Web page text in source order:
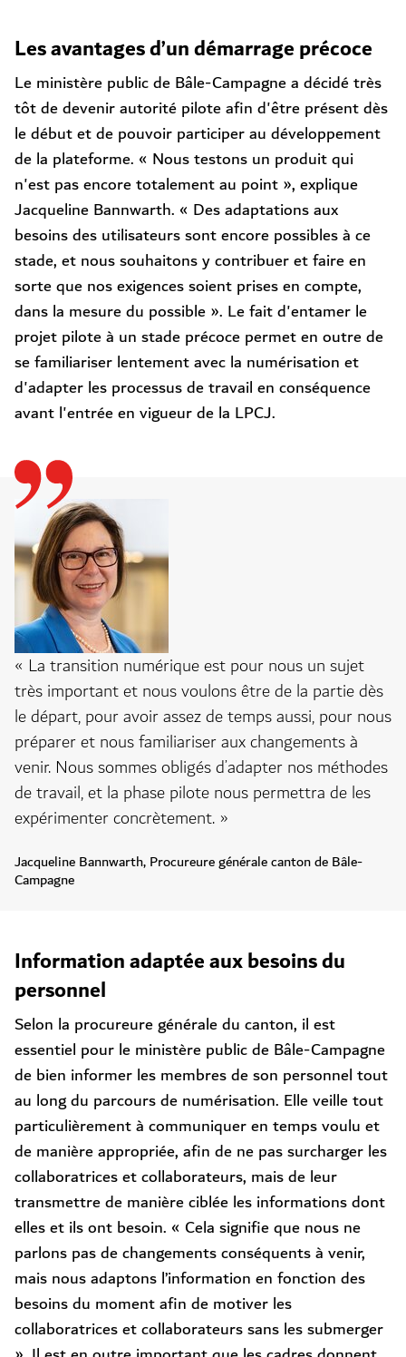
Les avantages d’un démarrage précoce
Le ministère public de Bâle-Campagne a décidé très
tôt de devenir autorité pilote afin d'être présent dès
le début et de pouvoir participer au développement
de la plateforme. « Nous testons un produit qui
n'est pas encore totalement au point », explique
Jacqueline Bannwarth. « Des adaptations aux
besoins des utilisateurs sont encore possibles à ce
stade, et nous souhaitons y contribuer et faire en
sorte que nos exigences soient prises en compte,
dans la mesure du possible ». Le fait d'entamer le
projet pilote à un stade précoce permet en outre de
se familiariser lentement avec la numérisation et
d'adapter les processus de travail en conséquence
avant l'entrée en vigueur de la LPCJ.
« La transition numérique est pour nous un sujet
très important et nous voulons être de la partie dès
le départ, pour avoir assez de temps aussi, pour nous
préparer et nous familiariser aux changements à
venir. Nous sommes obligés d’adapter nos méthodes
de travail, et la phase pilote nous permettra de les
expérimenter concrètement. »
Jacqueline Bannwarth, Procureure générale canton de Bâle-
Campagne
Information adaptée aux besoins du
personnel
Selon la procureure générale du canton, il est
essentiel pour le ministère public de Bâle-Campagne
de bien informer les membres de son personnel tout
au long du parcours de numérisation. Elle veille tout
particulièrement à communiquer en temps voulu et
de manière appropriée, afin de ne pas surcharger les
collaboratrices et collaborateurs, mais de leur
transmettre de manière ciblée les informations dont
elles et ils ont besoin. « Cela signifie que nous ne
parlons pas de changements conséquents à venir,
mais nous adaptons l’information en fonction des
besoins du moment afin de motiver les
collaboratrices et collaborateurs sans les submerger